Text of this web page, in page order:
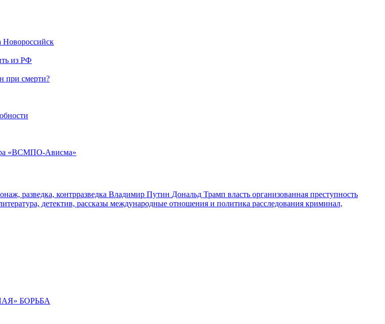
Новороссийск
из РФ
при смерти?
«ВСМПО-Ависма»
разведка, контрразведка Владимир Путин Дональд Трамп власть организованная преступность
детектив, рассказы международные отношения и политика расследования криминал,
БОРЬБА